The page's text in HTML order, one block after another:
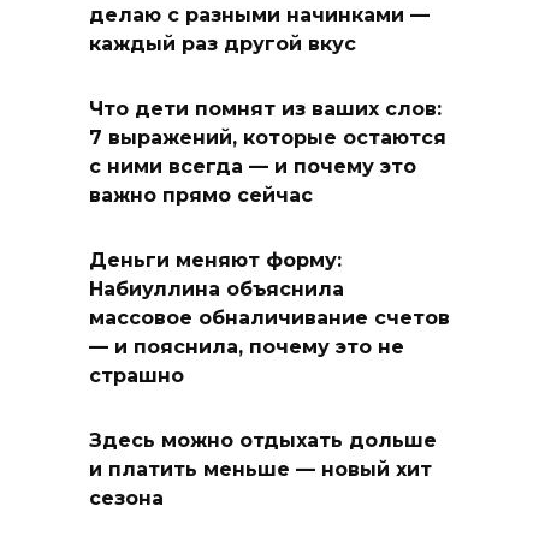
делаю с разными начинками —
каждый раз другой вкус
Что дети помнят из ваших слов:
7 выражений, которые остаются
с ними всегда — и почему это
важно прямо сейчас
Деньги меняют форму:
Набиуллина объяснила
массовое обналичивание счетов
— и пояснила, почему это не
страшно
Здесь можно отдыхать дольше
и платить меньше — новый хит
сезона